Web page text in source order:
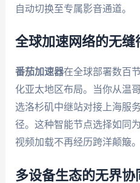
自动切换至专属影音通道。
全球加速网络的无缝
番茄加速器在全球部署数百
化亚太地区布局。当你从温
选洛杉矶中继站对接上海服
径。这种智能节点选择如同
视频加载不再经历跨洋颠簸。
多设备生态的无界协